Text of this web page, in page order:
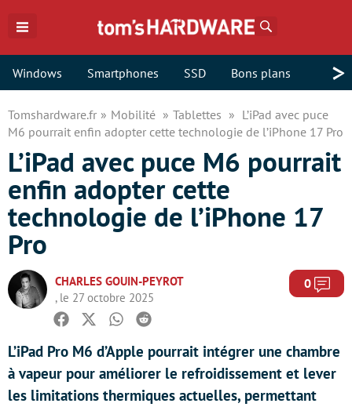
Windows Smartphones SSD Bons plans >
Tomshardware.fr Mobilité Tablettes
L’iPad avec puce
M6 pourrait enfin adopter cette technologie de l’iPhone 17 Pro
L’iPad avec puce M6 pourrait
enfin adopter cette
technologie de l’iPhone 17
Pro
CHARLES GOUIN-PEYROT
, le 27 octobre 2025
0
Facebook
TwitterWhatsapp
Reddit
L’iPad Pro M6 d’Apple pourrait intégrer une chambre
à vapeur pour améliorer le refroidissement et lever
les limitations thermiques actuelles, permettant